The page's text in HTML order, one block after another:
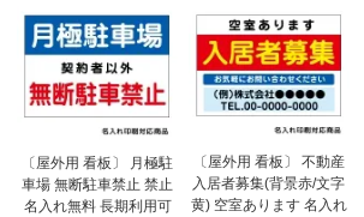
〔屋外用 看板〕 月極駐
車場 無断駐車禁止 禁止
名入れ無料 長期利用可
〔屋外用 看板〕 不動産
入居者募集(背景赤/文字
黄) 空室あります 名入れ